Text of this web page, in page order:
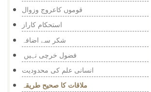
قوموں کاعروج وزوال
استحکام کاراز
شکر سے اضافہ
فضول خرچی نہیں
انسانی علم کی محدودیت
ملاقات کا صحیح طریقہ